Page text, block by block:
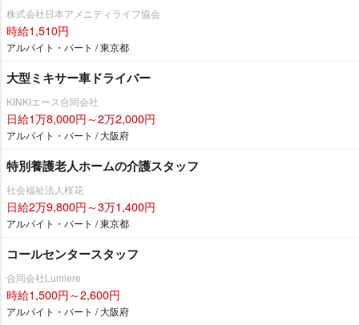
株式会社日本アメニティライフ協会
時給1,510円
アルバイト・パート / 東京都
大型ミキサー車ドライバー
KINKIエース合同会社
日給1万8,000円～2万2,000円
アルバイト・パート / 大阪府
特別養護老人ホームの介護スタッフ
社会福祉法人桜花
日給2万9,800円～3万1,400円
アルバイト・パート / 東京都
コールセンタースタッフ
合同会社Lumiere
時給1,500円～2,600円
アルバイト・パート / 大阪府